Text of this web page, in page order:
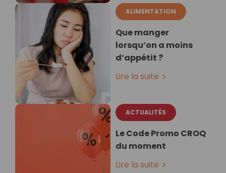
ALIMENTATION
Que manger
lorsqu’on a moins
d’appétit ?
Lire la suite
ACTUALITÉS
Le Code Promo CROQ
du moment
Lire la suite